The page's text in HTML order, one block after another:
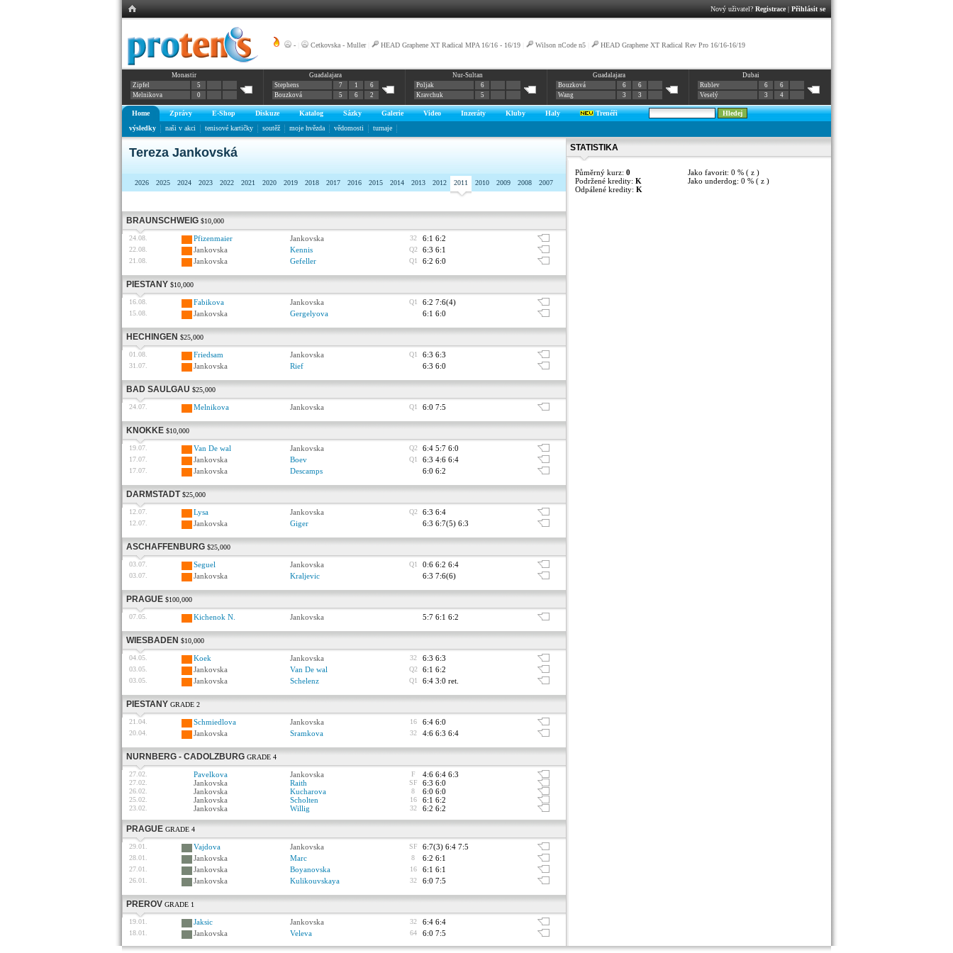
Nový uživatel? Registrace| Přihlásit se
- Cetkovska - Muller| HEAD Graphene XT Radical MPA 16/16 - 16/19 Wilson nCode n5 HEAD Graphene XT Radical Rev Pro 16/16-16/19
Monastir
Zipfel
5
Melnikova
0
Guadalajara
Stephens
7 1
6
Bouzková
5 6 2
Nur-Sultan
Poljak
6
Kravchuk
5
Guadalajara
Bouzková
6
6
Wang
3 3
Dubai
Rublev
6
6
Veselý
3 4
Home Zprávy E-Shop Diskuze Katalog Sázky Galerie Video Inzeráty Kluby Haly
Trenéři
výsledky
naši v akci tenisové kartičky soutěž moje hvězda vědomosti turnaje
Tereza Jankovská
2026 2025 2024 2023 2022 2021 2020 2019 2018 2017 2016 2015 2014 2013 2012 2011 2010 2009 2008 2007
BRAUNSCHWEIG $10,000
24.08. Pfizenmaier Jankovska 32 6:1 6:2
22.08. Jankovska Kennis Q2 6:3 6:1
21.08. Jankovska Gefeller Q1 6:2 6:0
PIESTANY $10,000
16.08. Fabikova Jankovska Q1 6:2 7:6(4)
15.08. Jankovska Gergelyova 6:1 6:0
HECHINGEN $25,000
01.08. Friedsam Jankovska Q1 6:3 6:3
31.07. Jankovska Rief 6:3 6:0
BAD SAULGAU $25,000
24.07. Melnikova Jankovska Q1 6:0 7:5
KNOKKE $10,000
19.07. Van De wal Jankovska Q2 6:4 5:7 6:0
17.07. Jankovska Boev Q1 6:3 4:6 6:4
17.07. Jankovska Descamps 6:0 6:2
DARMSTADT $25,000
12.07. Lysa Jankovska Q2 6:3 6:4
12.07. Jankovska Giger 6:3 6:7(5) 6:3
ASCHAFFENBURG $25,000
03.07. Seguel Jankovska Q1 0:6 6:2 6:4
03.07. Jankovska Kraljevic 6:3 7:6(6)
PRAGUE $100,000
07.05. Kichenok N. Jankovska 5:7 6:1 6:2
WIESBADEN $10,000
04.05. Koek Jankovska 32 6:3 6:3
03.05. Jankovska Van De wal Q2 6:1 6:2
03.05. Jankovska Schelenz Q1 6:4 3:0 ret.
PIESTANY GRADE 2
21.04. Schmiedlova Jankovska 16 6:4 6:0
20.04. Jankovska Sramkova 32 4:6 6:3 6:4
NURNBERG - CADOLZBURG GRADE 4
27.02. Pavelkova Jankovska F 4:6 6:4 6:3
27.02. Jankovska Raith SF 6:3 6:0
26.02. Jankovska Kucharova 8 6:0 6:0
25.02. Jankovska Scholten 16 6:1 6:2
23.02. Jankovska Willig 32 6:2 6:2
PRAGUE GRADE 4
29.01. Vajdova Jankovska SF 6:7(3) 6:4 7:5
28.01. Jankovska Marc 8 6:2 6:1
27.01. Jankovska Boyanovska 16 6:1 6:1
26.01. Jankovska Kulikouvskaya 32 6:0 7:5
PREROV GRADE 1
19.01. Jaksic Jankovska 32 6:4 6:4
18.01. Jankovska Veleva 64 6:0 7:5
STATISTIKA
Půměrný kurz: 0
Podržené kredity: K
Odpálené kredity: K
Jako favorit: 0 % ( z )
Jako underdog: 0 % ( z )